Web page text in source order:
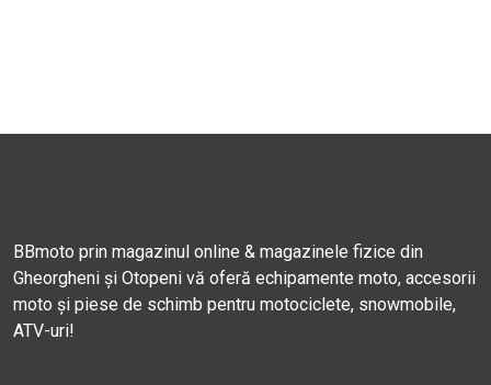
BBmoto prin magazinul online & magazinele fizice din
Gheorgheni și Otopeni vă oferă echipamente moto, accesorii
moto și piese de schimb pentru motociclete, snowmobile,
ATV-uri!